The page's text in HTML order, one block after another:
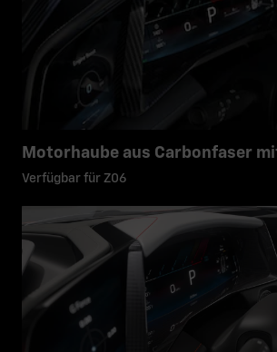
Motorhaube aus Carbonfaser
Verfügbar für Z06